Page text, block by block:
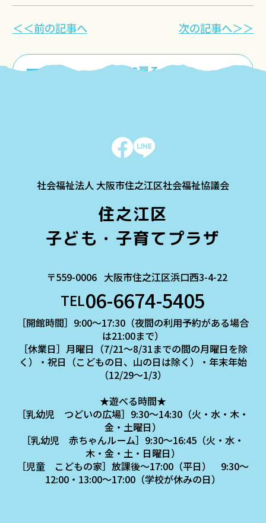
＜＜前の記事へ
一覧に戻る
次の記事へ＞＞
社会福祉法人 大阪市住之江区社会福祉協議会
住之江区
子ども・子育てプラザ
〒559-0006 大阪市住之江区浜口西3-4-22
TEL06-6674-5405
［開館時間］9:00～17:30（夜間の利用予約がある場合
は21:00まで）
［休業日］月曜日（7/21～8/31までの間の月曜日を除
く）・祝日（こどもの日、山の日は除く）・年末年始
（12/29～1/3）
★遊べる時間★
［乳幼児 つどいの広場］9:30～14:30（火・水・木・
金・土曜日）
［乳幼児 赤ちゃんルーム］9:30～16:45（火・水・
木・金・土・日曜日）
［児童 こどもの家］放課後～17:00（平日） 9:30～
12:00・13:00～17:00（学校が休みの日）